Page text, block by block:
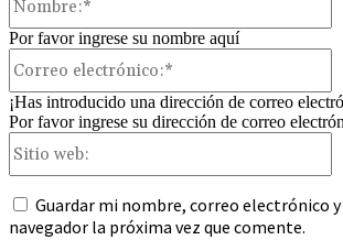
Por favor ingrese su nombre aquí
¡Has introducido una dirección de correo
Por favor ingrese su dirección de correo
Guardar mi nombre, correo electrónico
navegador la próxima vez que comente.